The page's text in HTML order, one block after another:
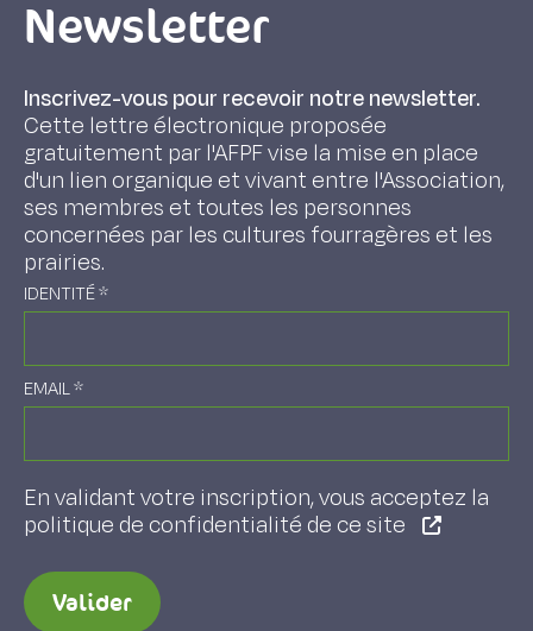
Newsletter
Inscrivez-vous pour recevoir notre newsletter.
Cette lettre électronique proposée
gratuitement par l'AFPF vise la mise en place
d'un lien organique et vivant entre l'Association,
ses membres et toutes les personnes
concernées par les cultures fourragères et les
prairies.
IDENTITÉ*
EMAIL*
En validant votre inscription, vous acceptez la
politique de confidentialité de ce site
Valider